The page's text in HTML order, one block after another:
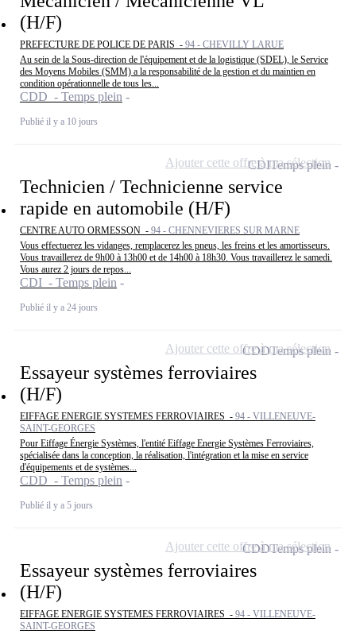
(H/F)
PREFECTURE DE POLICE DE PARIS - 94 - CHEVILLY LARUE
Au sein de la Sous-direction de l'équipement et de la logistique (SDEL), le Service
des Moyens Mobiles (SMM) a la responsabilité de la gestion et du maintien en
condition opérationnelle de tous les...
CDD - Temps plein
Publié il y a 10 jours
Technicien / Technicienne service
rapide en automobile (H/F)
CENTRE AUTO ORMESSON - 94 - CHENNEVIERES SUR MARNE
Vous effectuerez les vidanges, remplacerez les pneus, les freins et les amortisseurs.
Vous travaillerez de 9h00 à 13h00 et de 14h00 à 18h30. Vous travaillerez le samedi.
Vous aurez 2 jours de repos...
CDI - Temps plein
Publié il y a 24 jours
CDITemps plein
Ajouter cette offre à ma sélection
Essayeur systèmes ferroviaires
(H/F)
EIFFAGE ENERGIE SYSTEMES FERROVIAIRES - 94 - VILLENEUVE-
SAINT-GEORGES
Pour Eiffage Énergie Systèmes, l'entité Eiffage Energie Systèmes Ferroviaires,
spécialisée dans la conception, la réalisation, l'intégration et la mise en service
d'équipements et de systèmes...
CDD - Temps plein
Publié il y a 5 jours
CDDTemps plein
Ajouter cette offre à ma sélection
Essayeur systèmes ferroviaires
(H/F)
EIFFAGE ENERGIE SYSTEMES FERROVIAIRES - 94 - VILLENEUVE-
SAINT-GEORGES
CDDTemps plein
Ajouter cette offre à ma sélection